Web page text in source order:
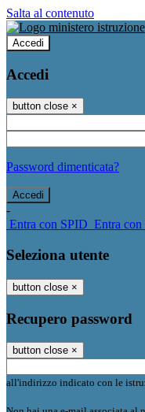
Salta al contenuto
Accedi
Accedi
button close ×
Password dimenticata?
-
Entra con SPID Entra con
Seleziona utente
button close ×
Recupero password
button close ×
all'indirizzo indicato con le